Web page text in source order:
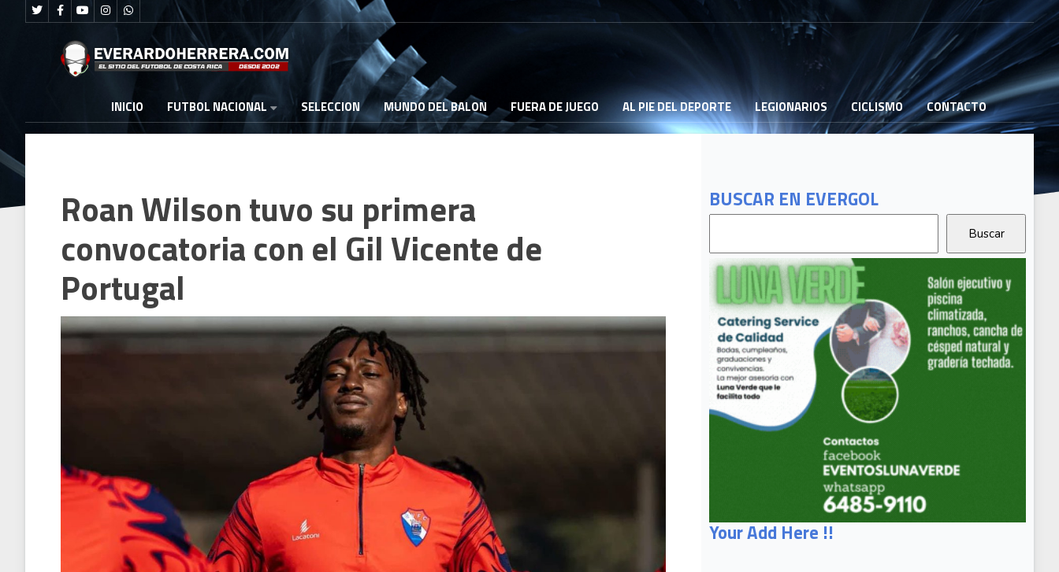
INICIO FUTBOL NACIONAL SELECCION MUNDO DEL BALON FUERA DE JUEGO AL PIE DEL DEPORTE LEGIONARIOS CICLISMO CONTACTO
BUSCAR EN EVERGOL
Your Add Here !!
Roan Wilson tuvo su primera
convocatoria con el Gil Vicente de
Portugal